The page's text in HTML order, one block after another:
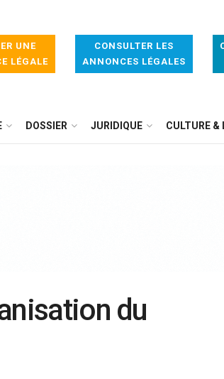
UNE
LÉGALE
CONSULTER LES
ANNONCES LÉGALES
DOSSIER JURIDIQUE CULTURE &
du